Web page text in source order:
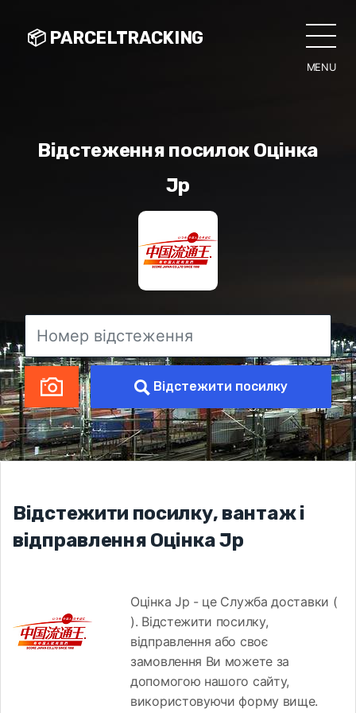
MENU
📦 PARCELTRACKING
Відстеження посилок Оцінка
Jp
Відстежити посилку
Відстежити посилку, вантаж і
відправлення Оцінка Jp
Оцінка Jp - це Служба доставки (
). Відстежити посилку,
відправлення або своє
замовлення Ви можете за
допомогою нашого сайту,
використовуючи форму вище.